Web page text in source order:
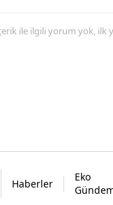
ile ilgili yorum yok, ilk
Haberler
Eko